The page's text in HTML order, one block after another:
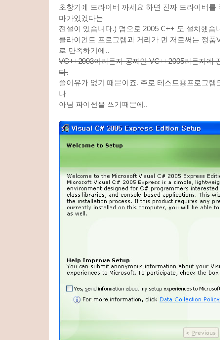
초창기에 드라이버 까세요 하면 진짜 드라이버를
마가있었다는
전설이 있습니다.) 덤으로 2005 C++ 도 설치했습
클라이언트 프로그램과 거리가 먼 저로써는 정품
로 만족하기에..
VC++2003이라든지 공짜인 VC++2005라든지에
다.
쓸이유가 없기 때문이죠. 주로 테스트용프로그램
나
아님 파이썬을 쓰기때문에..